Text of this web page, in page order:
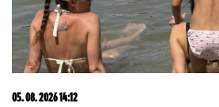
ŠOKANTNE
ogroman transfer